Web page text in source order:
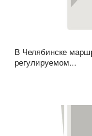
В Челябинске
регулируемом...